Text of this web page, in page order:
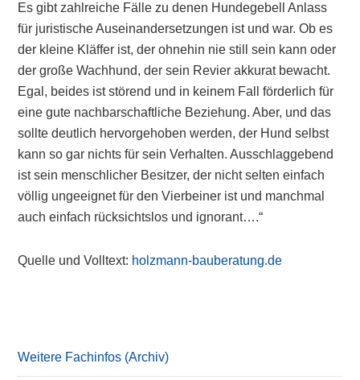
Es gibt zahlreiche Fälle zu denen Hundegebell Anlass
für juristische Auseinandersetzungen ist und war. Ob es
der kleine Kläffer ist, der ohnehin nie still sein kann oder
der große Wachhund, der sein Revier akkurat bewacht.
Egal, beides ist störend und in keinem Fall förderlich für
eine gute nachbarschaftliche Beziehung. Aber, und das
sollte deutlich hervorgehoben werden, der Hund selbst
kann so gar nichts für sein Verhalten. Ausschlaggebend
ist sein menschlicher Besitzer, der nicht selten einfach
völlig ungeeignet für den Vierbeiner ist und manchmal
auch einfach rücksichtslos und ignorant….“
Quelle und Volltext: holzmann-bauberatung.de
Weitere Fachinfos (Archiv)